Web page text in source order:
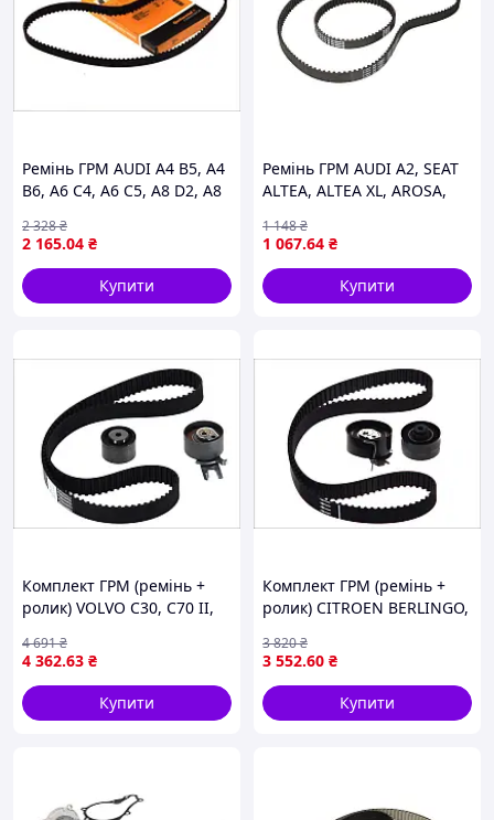
Ремінь ГРМ AUDI A4 B5, A4
B6, A6 C4, A6 C5, A8 D2, A8
SUPERB I, VW PASSAT B5,
PASSAT B5.5, PHAETON,
TOUAREG
2 165.04 ₴
2 328₴
Купити
Ремінь ГРМ AUDI A2, SEAT
ALTEA, ALTEA XL, AROSA,
VARIO, IBIZA II, IBIZA III,
IBIZA IV, IBIZA IV SC, IBIZA
IV ST,
1 067.64 ₴
1 148₴
Купити
Комплект ГРМ (ремінь +
ролик) VOLVO C30, C70 II,
S80 II, V40, V50, V60 I, V70
II, V70 III, XC60 I,
4 362.63 ₴
4 691₴
Купити
Комплект ГРМ (ремінь +
ролик) CITROEN BERLINGO,
C3 I, C3 III, C3 PLURIEL, C4,
C4 I, C4 II, C-ELYSEE,
3 552.60 ₴
3 820₴
Купити